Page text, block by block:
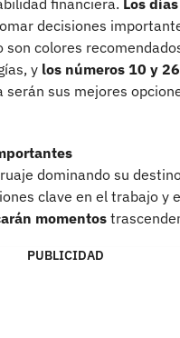
decisiones
son colores
y los números 10 y
serán sus mejores
dominando su
clave en el trabajo y
momentos
PUBLICIDAD